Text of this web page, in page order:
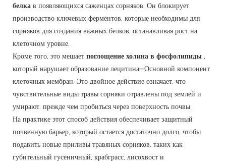
белка в появляющихся саженцах сорняков. Он блокирует
производство ключевых ферментов, которые необходимы для
сорняков для создания важных белков, останавливая рост на
клеточном уровне.
Кроме того, это мешает поглощение холина в фосфолипиды ,
который нарушает образование лецитина—Основной компонент
клеточных мембран. Это двойное действие означает, что
чувствительные виды травы сорняки отравлены под землей и
умирают, прежде чем пробиться через поверхность почвы.
На практике этот способ действия обеспечивает защитный
почвенную барьер, который остается достаточно долго, чтобы
подавить новые приливы травяных сорняков, таких как
губительный гусеничный, крабграсс, лисохвост и